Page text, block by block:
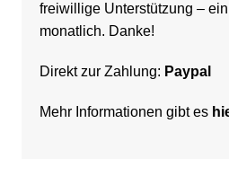
freiwillige Unterstützung –
monatlich. Danke!
Direkt zur Zahlung: Paypal
Mehr Informationen gibt es